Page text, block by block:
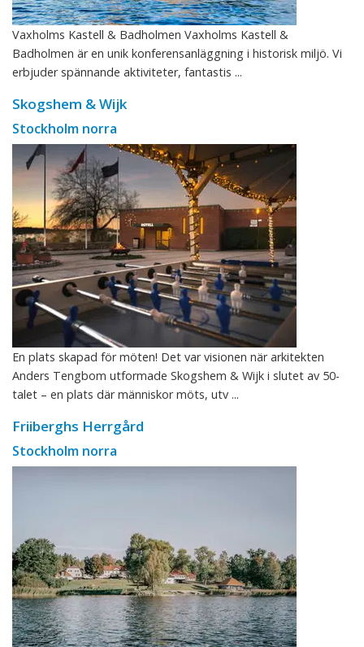
Vaxholms Kastell & Badholmen Vaxholms Kastell &
Badholmen är en unik konferensanläggning i historisk miljö. Vi
erbjuder spännande aktiviteter, fantastis ...
Skogshem & Wijk
Stockholm norra
En plats skapad för möten! Det var visionen när arkitekten
Anders Tengbom utformade Skogshem & Wijk i slutet av 50-
talet – en plats där människor möts, utv ...
Friiberghs Herrgård
Stockholm norra